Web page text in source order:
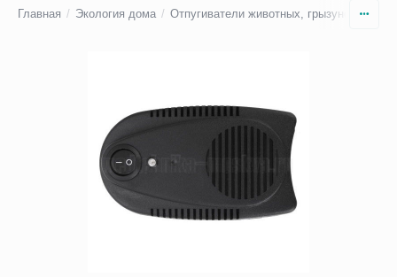
Главная / Экология дома / Отпугиватели животных, грызунов и